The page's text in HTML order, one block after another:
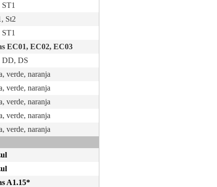
St2
EC01, EC02, EC03
DD, DS
verde, naranja
verde, naranja
verde, naranja
verde, naranja
verde, naranja
A1.15*